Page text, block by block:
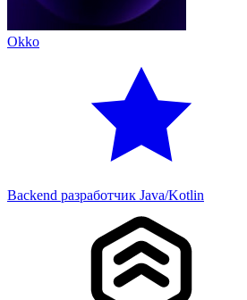
Okko
Backend разработчик Java/Kotlin